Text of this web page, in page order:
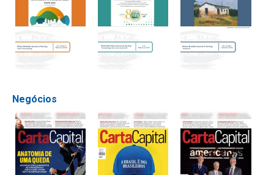
Negócios